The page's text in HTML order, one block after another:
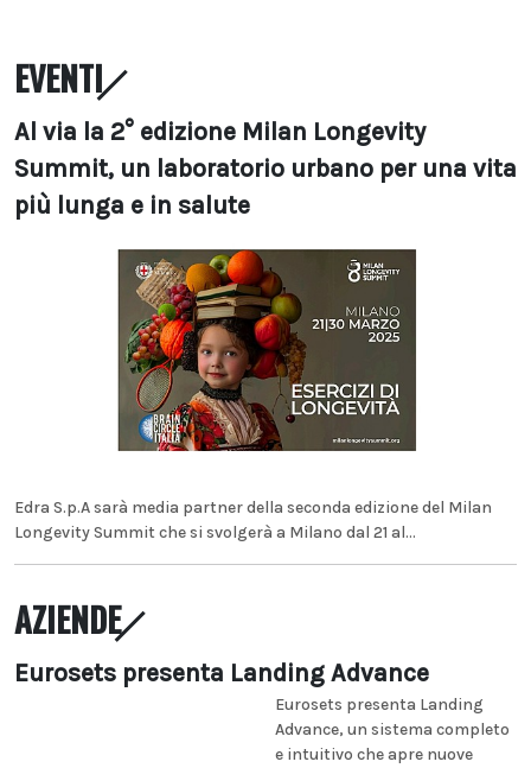
EVENTI
Al via la 2° edizione Milan Longevity
Summit, un laboratorio urbano per una vita
più lunga e in salute
Edra S.p.A sarà media partner della seconda edizione del Milan
Longevity Summit che si svolgerà a Milano dal 21 al...
AZIENDE
Eurosets presenta Landing Advance
Eurosets presenta Landing
Advance, un sistema completo
e intuitivo che apre nuove